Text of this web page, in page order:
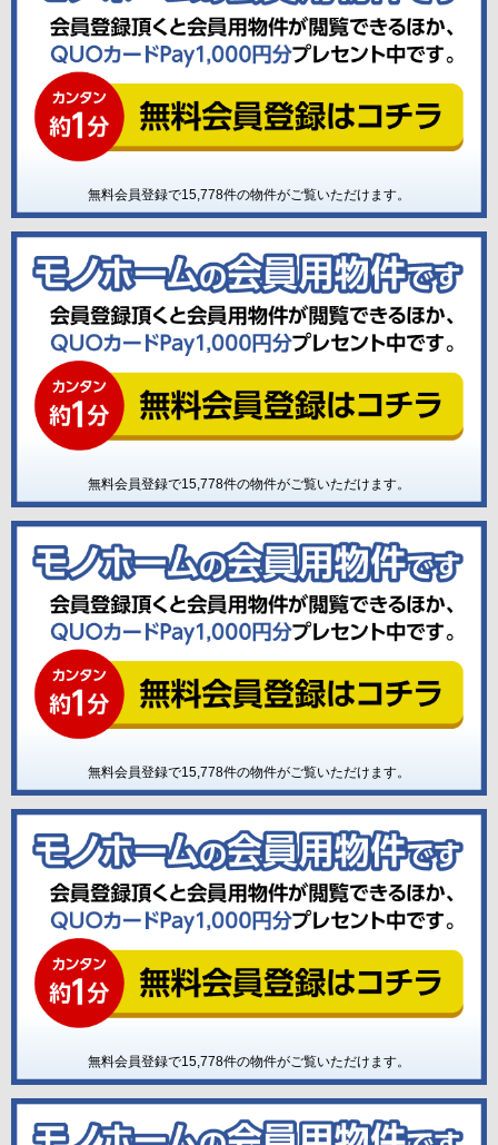
無料会員登録で15,778件の物件がご覧いただけます。
無料会員登録で15,778件の物件がご覧いただけます。
無料会員登録で15,778件の物件がご覧いただけます。
無料会員登録で15,778件の物件がご覧いただけます。